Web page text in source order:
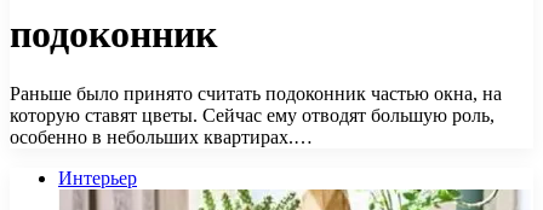
подоконник
Раньше было принято считать подоконник частью окна, на
которую ставят цветы. Сейчас ему отводят большую роль,
особенно в небольших квартирах.…
Интерьер